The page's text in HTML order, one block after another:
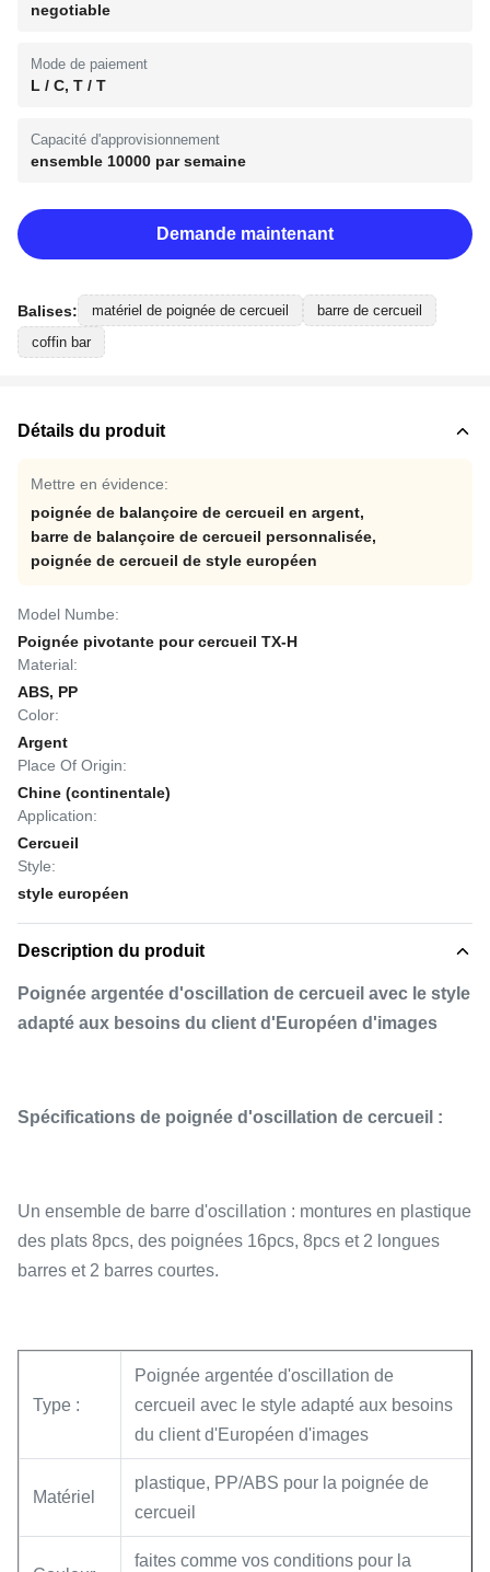
negotiable
Mode de paiement
L / C, T / T
Capacité d'approvisionnement
ensemble 10000 par semaine
Demande maintenant
Balises: matériel de poignée de cercueil
barre de cercueil
coffin bar
Détails du produit
Mettre en évidence:
poignée de balançoire de cercueil en argent,
barre de balançoire de cercueil personnalisée,
poignée de cercueil de style européen
Model Numbe:
Poignée pivotante pour cercueil TX-H
Material:
ABS, PP
Color:
Argent
Place Of Origin:
Chine (continentale)
Application:
Cercueil
Style:
style européen
Description du produit
Poignée argentée d'oscillation de cercueil avec le style
adapté aux besoins du client d'Européen d'images
Spécifications de poignée d'oscillation de cercueil :
Un ensemble de barre d'oscillation : montures en plastique
des plats 8pcs, des poignées 16pcs, 8pcs et 2 longues
barres et 2 barres courtes.
Type :
Poignée argentée d'oscillation de
cercueil avec le style adapté aux besoins
du client d'Européen d'images
Matériel
plastique, PP/ABS pour la poignée de
cercueil
faites comme vos conditions pour la